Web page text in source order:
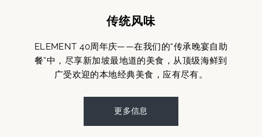
传统风味
ELEMENT 40周年庆——在我们的“传承晚宴自助
餐”中，尽享新加坡最地道的美食，从顶级海鲜到
广受欢迎的本地经典美食，应有尽有。
更多信息